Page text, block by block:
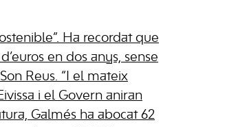
Ha recordat que
en dos anys, sense
Reus. “I el mateix
i el Govern aniran
Galmés ha abocat 62